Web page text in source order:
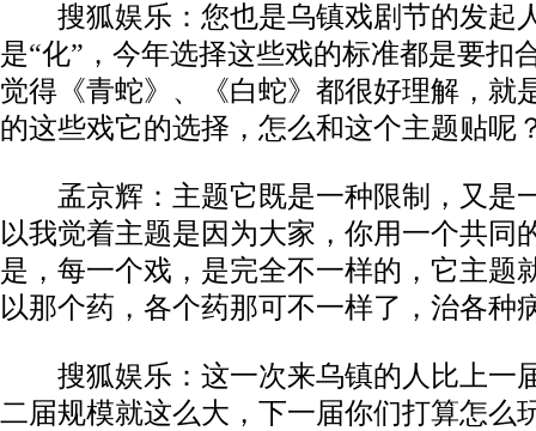
搜狐娱乐：您也是乌镇戏剧节的发起
是“化”，今年选择这些戏的标准都是要扣
觉得《青蛇》、《白蛇》都很好理解，就
的这些戏它的选择，怎么和这个主题贴呢
孟京辉：主题它既是一种限制，又是
以我觉着主题是因为大家，你用一个共同
是，每一个戏，是完全不一样的，它主题
以那个药，各个药那可不一样了，治各种
搜狐娱乐：这一次来乌镇的人比上一
二届规模就这么大，下一届你们打算怎么